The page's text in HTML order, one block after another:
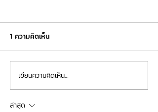
"ผมเห็นเขามาตลอด…" ถอด
บทเรียนความองค์กรมั่งมีสุข :
ชีวิตหลังเกษียณที่ "มั่นคง
1 ความคิดเห็น
เขียนความคิดเห็น…
ล่าสุด